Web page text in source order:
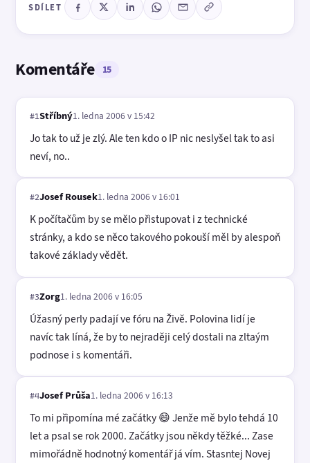
SDÍLET
Komentáře 15
#1Stříbný1. ledna 2006 v 15:42
Jo tak to už je zlý. Ale ten kdo o IP nic neslyšel tak to asi
neví, no..
#2Josef Rousek1. ledna 2006 v 16:01
K počítačům by se mělo přistupovat i z technické
stránky, a kdo se něco takového pokouší měl by alespoň
takové základy vědět.
#3Zorg1. ledna 2006 v 16:05
Úžasný perly padají ve fóru na Živě. Polovina lidí je
navíc tak líná, že by to nejraději celý dostali na zltaým
podnose i s komentáři.
#4Josef Průša1. ledna 2006 v 16:13
To mi připomína mé začátky 😄 Jenže mě bylo tehdá 10
let a psal se rok 2000. Začátky jsou někdy těžké... Zase
mimořádně hodnotný komentář já vím. Stasntej Novej